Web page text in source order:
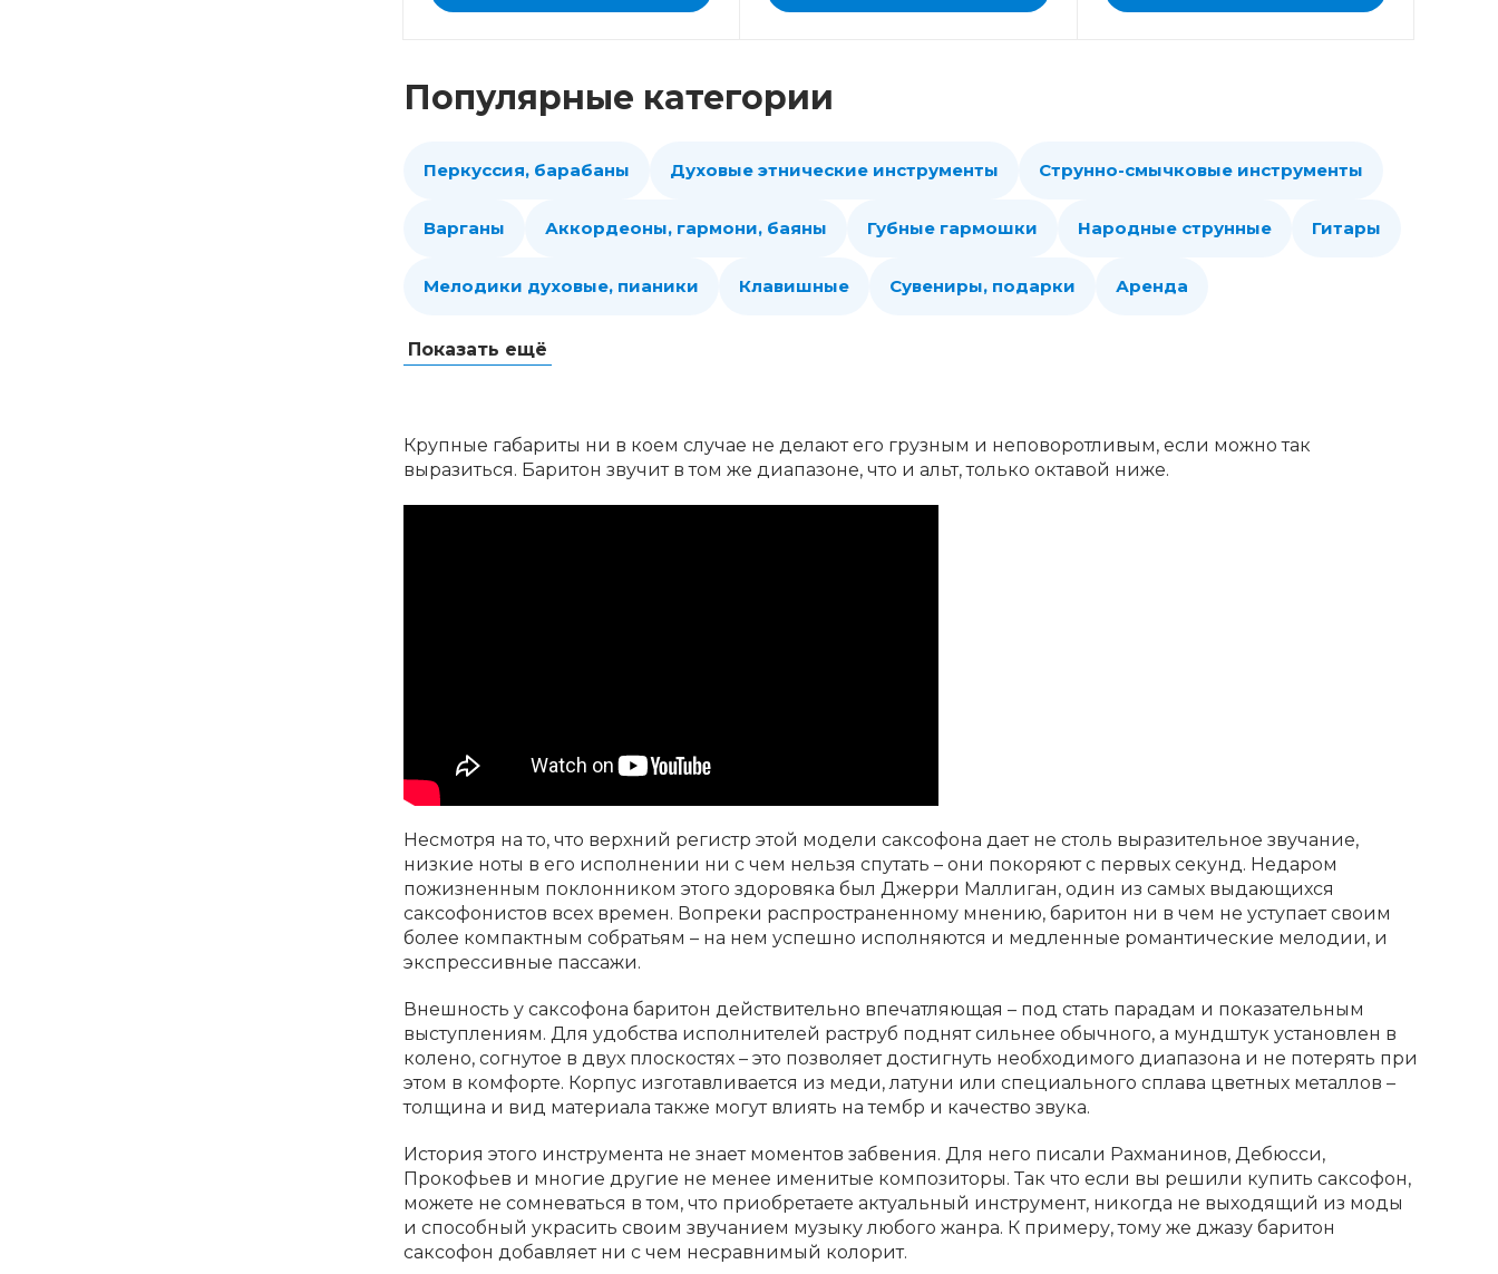
Популярные категории
Перкуссия, барабаны Духовые этнические инструменты Струнно-смычковые инструменты
Варганы Аккордеоны, гармони, баяны Губные гармошки Народные струнные Гитары
Мелодики духовые, пианики Клавишные Сувениры, подарки Аренда
Показать ещё
Крупные габариты ни в коем случае не делают его грузным и неповоротливым, если можно так
выразиться. Баритон звучит в том же диапазоне, что и альт, только октавой ниже.
Несмотря на то, что верхний регистр этой модели саксофона дает не столь выразительное звучание,
низкие ноты в его исполнении ни с чем нельзя спутать – они покоряют с первых секунд. Недаром
пожизненным поклонником этого здоровяка был Джерри Маллиган, один из самых выдающихся
саксофонистов всех времен. Вопреки распространенному мнению, баритон ни в чем не уступает своим
более компактным собратьям – на нем успешно исполняются и медленные романтические мелодии, и
экспрессивные пассажи.
Внешность у саксофона баритон действительно впечатляющая – под стать парадам и показательным
выступлениям. Для удобства исполнителей раструб поднят сильнее обычного, а мундштук установлен в
колено, согнутое в двух плоскостях – это позволяет достигнуть необходимого диапазона и не потерять при
этом в комфорте. Корпус изготавливается из меди, латуни или специального сплава цветных металлов –
толщина и вид материала также могут влиять на тембр и качество звука.
История этого инструмента не знает моментов забвения. Для него писали Рахманинов, Дебюсси,
Прокофьев и многие другие не менее именитые композиторы. Так что если вы решили купить саксофон,
можете не сомневаться в том, что приобретаете актуальный инструмент, никогда не выходящий из моды
и способный украсить своим звучанием музыку любого жанра. К примеру, тому же джазу баритон
саксофон добавляет ни с чем несравнимый колорит.